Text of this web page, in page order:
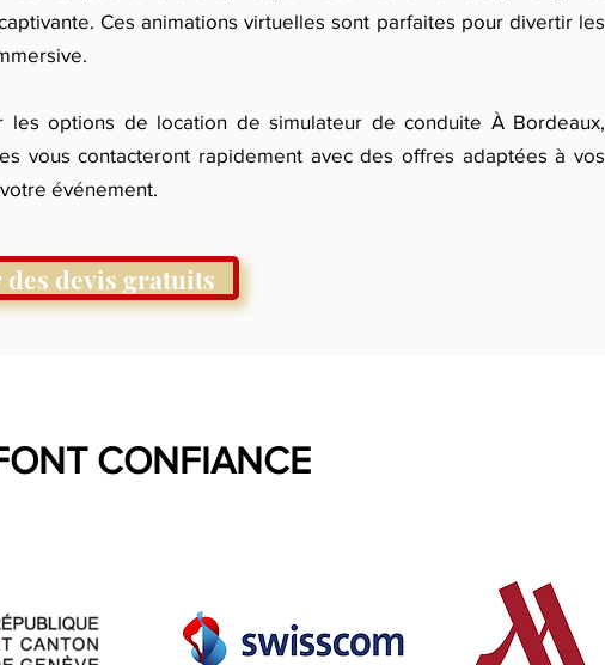
Ces animations virtuelles sont parfaites pour divertir les
options de location de simulateur de conduite À Bordeaux,
vous contacteront rapidement avec des offres adaptées à vos
événement.
devis gratuits
CONFIANCE